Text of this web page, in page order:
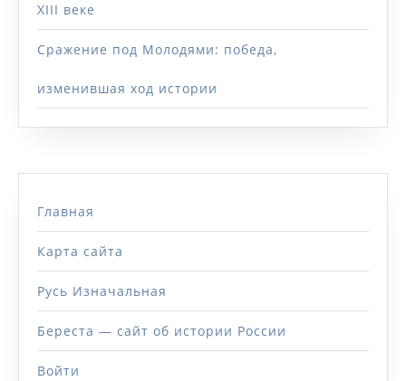
XIII веке
Сражение под Молодями: победа,
изменившая ход истории
Главная
Карта сайта
Русь Изначальная
Береста — сайт об истории России
Войти